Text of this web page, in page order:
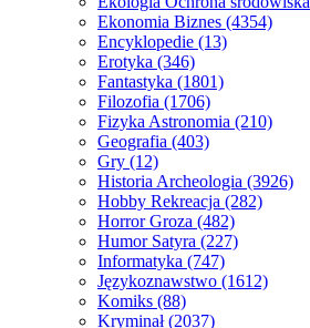
Ekonomia Biznes (4354)
Encyklopedie (13)
Erotyka (346)
Fantastyka (1801)
Filozofia (1706)
Fizyka Astronomia (210)
Geografia (403)
Gry (12)
Historia Archeologia (3926)
Hobby Rekreacja (282)
Horror Groza (482)
Humor Satyra (227)
Informatyka (747)
Językoznawstwo (1612)
Komiks (88)
Kryminał(2037)